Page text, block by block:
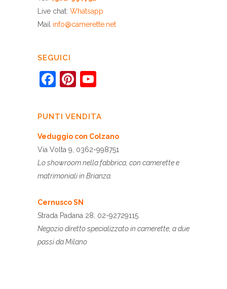
Live chat: Whatsapp
Mail info@camerette.net
SEGUICI
Facebook
Pinterest
PUNTI VENDITA
Veduggio con Colzano
Via Volta 9, 0362-998751
Lo showroom nella fabbrica, con camerette e
matrimoniali in Brianza.
Cernusco SN
Strada Padana 28, 02-92729115
Negozio diretto specializzato in camerette, a due
passi da Milano